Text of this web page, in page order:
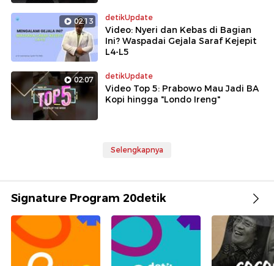
02:13 detikUpdate
Video: Nyeri dan Kebas di Bagian
Ini? Waspadai Gejala Saraf Kejepit
L4-L5
02:07 detikUpdate
Video Top 5: Prabowo Mau Jadi BA
Kopi hingga "Londo Ireng"
Selengkapnya
Signature Program 20detik